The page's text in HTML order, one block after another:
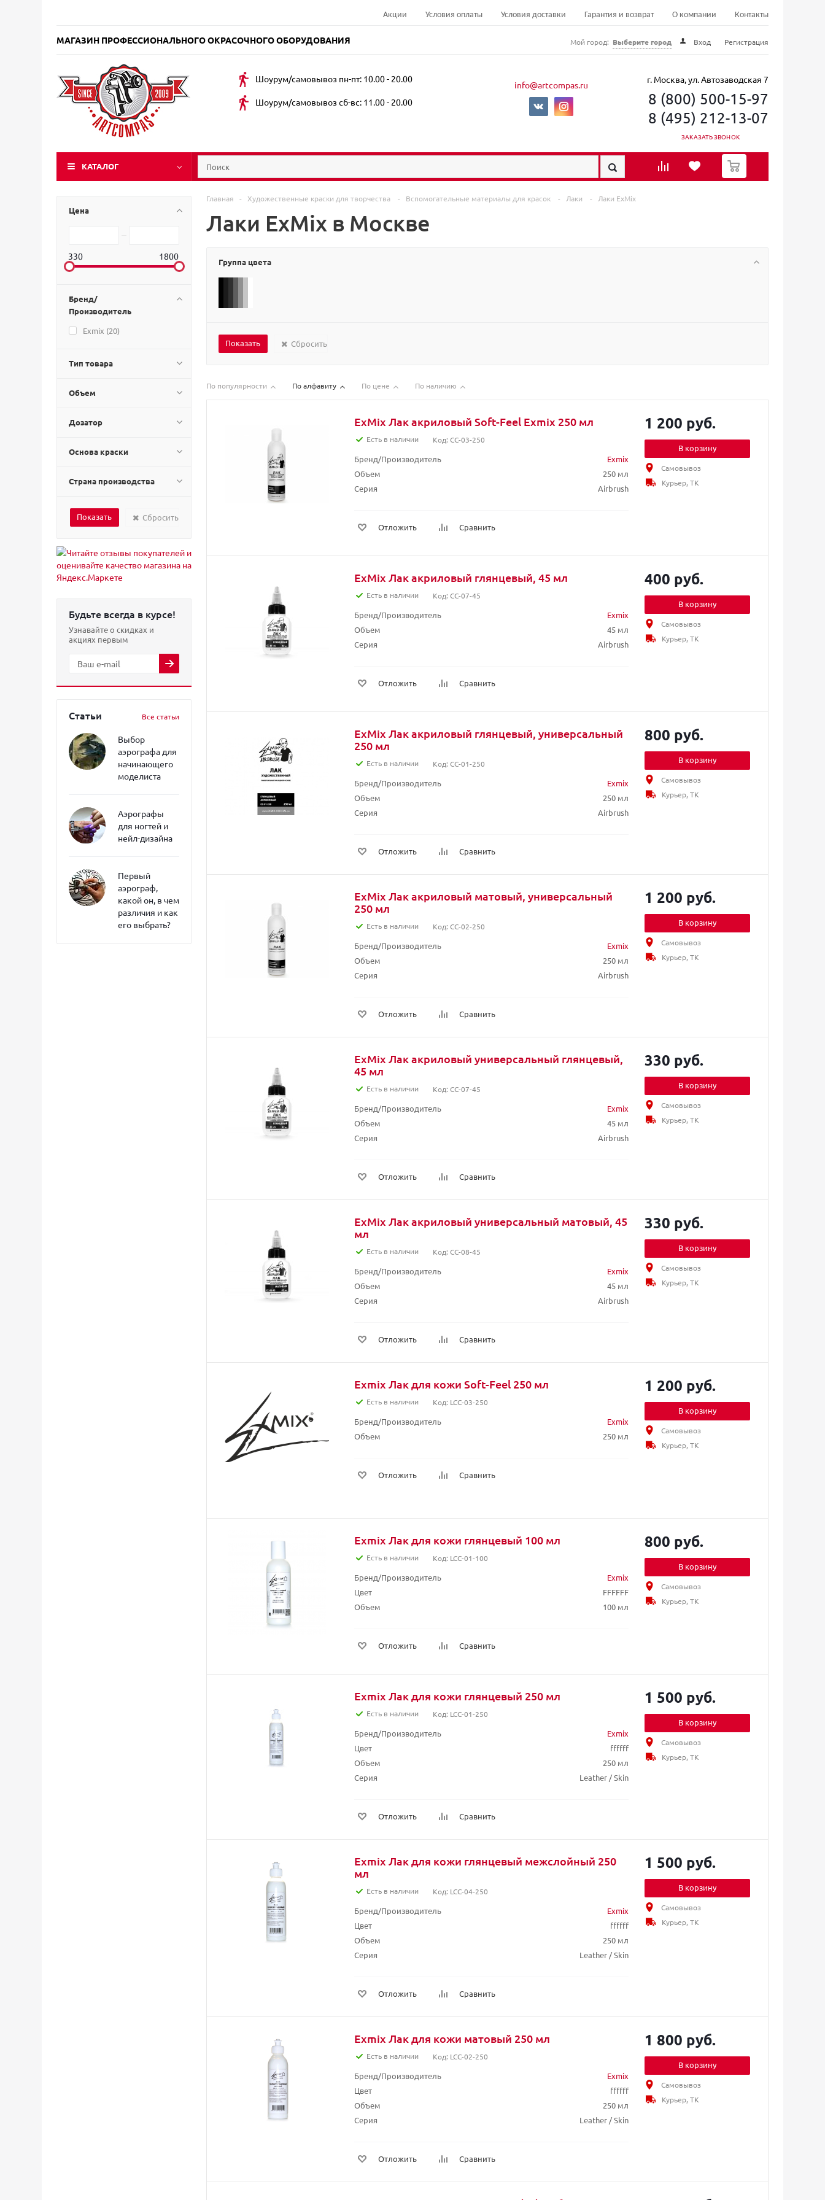
Акции Условия оплаты Условия доставки Гарантия и возврат О компании Контакты
МАГАЗИН ПРОФЕССИОНАЛЬНОГО ОКРАСОЧНОГО ОБОРУДОВАНИЯ Мой город: Выберите город Вход Регистрация
Шоурум/самовывоз пн-пт: 10.00 - 20.00
Шоурум/самовывоз сб-вс: 11.00 - 20.00
info@artcompas.ru г. Москва, ул. Автозаводская 7
8 (800) 500-15-97
8 (495) 212-13-07
ЗАКАЗАТЬ ЗВОНОК
КАТАЛОГ
0
Цена
330 1800
Бренд/
Производитель
Exmix (20)
Тип товара
Объем
Дозатор
Основа краски
Страна производства
Сбросить
Будьте всегда в курсе!
Узнавайте о скидках и
акциях первым
Статьи Все статьи
Выбор
аэрографа для
начинающего
моделиста
Аэрографы
для ногтей и
нейл-дизайна
Первый
аэрограф,
какой он, в чем
различия и как
его выбрать?
Главная - Художественные краски для творчества - Вспомогательные материалы для красок - Лаки - Лаки ExMix
Лаки ExMix в Москве
Группа цвета
Сбросить
По популярности По алфавиту По цене По наличию
ExMix Лак акриловый Soft-Feel Exmix 250 мл
Есть в наличии Код: CC-03-250
Бренд/Производитель
Exmix
Объем
250 мл
Серия
Airbrush
Отложить Сравнить
1 200 руб.
В корзину
Самовывоз
Курьер, ТК
ExMix Лак акриловый глянцевый, 45 мл
Есть в наличии Код: CC-07-45
Бренд/Производитель
Exmix
Объем
45 мл
Серия
Airbrush
Отложить Сравнить
400 руб.
В корзину
Самовывоз
Курьер, ТК
ExMix Лак акриловый глянцевый, универсальный
250 мл
Есть в наличии Код: CC-01-250
Бренд/Производитель
Exmix
Объем
250 мл
Серия
Airbrush
Отложить Сравнить
800 руб.
В корзину
Самовывоз
Курьер, ТК
ExMix Лак акриловый матовый, универсальный
250 мл
Есть в наличии Код: CC-02-250
Бренд/Производитель
Exmix
Объем
250 мл
Серия
Airbrush
Отложить Сравнить
1 200 руб.
В корзину
Самовывоз
Курьер, ТК
ExMix Лак акриловый универсальный глянцевый,
45 мл
Есть в наличии Код: CC-07-45
Бренд/Производитель
Exmix
Объем
45 мл
Серия
Airbrush
Отложить Сравнить
330 руб.
В корзину
Самовывоз
Курьер, ТК
ExMix Лак акриловый универсальный матовый, 45
мл
Есть в наличии Код: CC-08-45
Бренд/Производитель
Exmix
Объем
45 мл
Серия
Airbrush
Отложить Сравнить
330 руб.
В корзину
Самовывоз
Курьер, ТК
Exmix Лак для кожи Soft-Feel 250 мл
Есть в наличии Код: LCC-03-250
Бренд/Производитель
Exmix
Объем
250 мл
Отложить Сравнить
1 200 руб.
В корзину
Самовывоз
Курьер, ТК
Exmix Лак для кожи глянцевый 100 мл
Есть в наличии Код: LCC-01-100
Бренд/Производитель
Exmix
Цвет
FFFFFF
Объем
100 мл
Отложить Сравнить
800 руб.
В корзину
Самовывоз
Курьер, ТК
Exmix Лак для кожи глянцевый 250 мл
Есть в наличии Код: LCC-01-250
Бренд/Производитель
Exmix
Цвет
ffffff
Объем
250 мл
Серия
Leather / Skin
Отложить Сравнить
1 500 руб.
В корзину
Самовывоз
Курьер, ТК
Exmix Лак для кожи глянцевый межслойный 250
мл
Есть в наличии Код: LCC-04-250
Бренд/Производитель
Exmix
Цвет
ffffff
Объем
250 мл
Серия
Leather / Skin
Отложить Сравнить
1 500 руб.
В корзину
Самовывоз
Курьер, ТК
Exmix Лак для кожи матовый 250 мл
Есть в наличии Код: LCC-02-250
Бренд/Производитель
Exmix
Цвет
ffffff
Объем
250 мл
Серия
Leather / Skin
Отложить Сравнить
1 800 руб.
В корзину
Самовывоз
Курьер, ТК